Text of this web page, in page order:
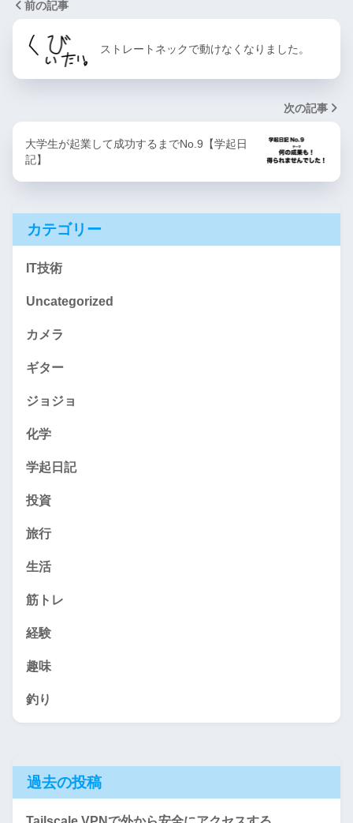
前の記事
ストレートネックで動けなくなりました。
次の記事
大学生が起業して成功するまでNo.9【学起日
記】
カテゴリー
IT技術
Uncategorized
カメラ
ギター
ジョジョ
化学
学起日記
投資
旅行
生活
筋トレ
経験
趣味
釣り
過去の投稿